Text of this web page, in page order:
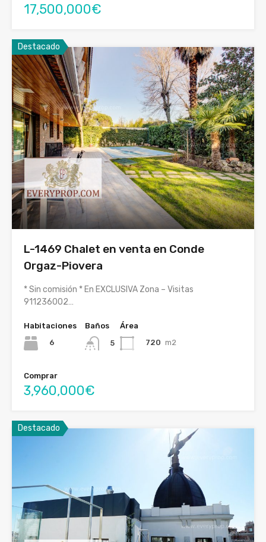
17,500,000€
Destacado
L-1469 Chalet en venta en Conde
Orgaz-Piovera
* Sin comisión * En EXCLUSIVA Zona – Visitas
911236002…
Habitaciones
6
Baños
5
Área
720 m2
Comprar
3,960,000€
Destacado